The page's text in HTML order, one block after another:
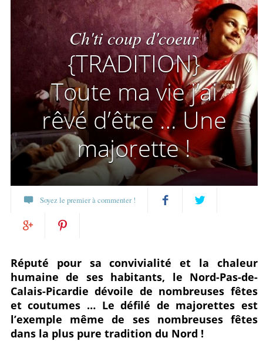
Ch'ti coup d'coeur
{TRADITION}
Toute ma vie j’ai
rêvé d’être … Une
majorette !
Soyez le premier à commenter !
Facebook
sur
Google+
it
Réputé pour sa convivialité et la chaleur
humaine de ses habitants, le Nord-Pas-de-
Calais-Picardie dévoile de nombreuses fêtes
et coutumes … Le défilé de majorettes est
l’exemple même de ses nombreuses fêtes
dans la plus pure tradition du Nord !